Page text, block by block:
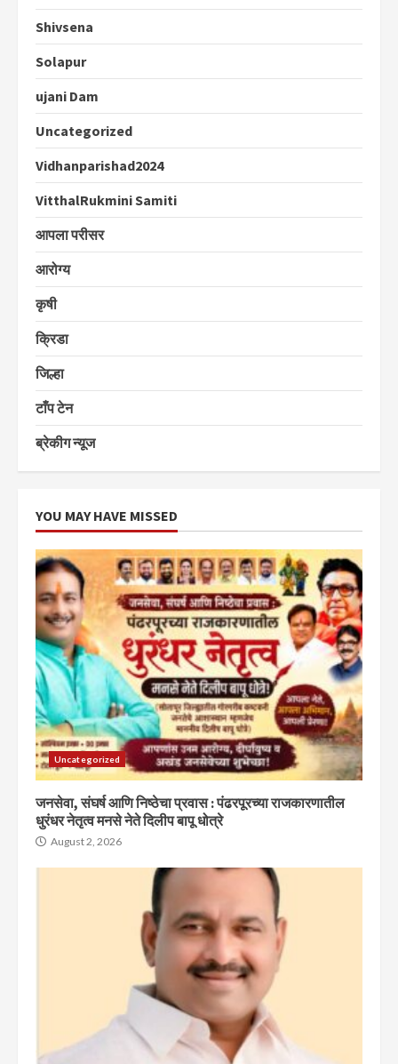
Shivsena
Solapur
ujani Dam
Uncategorized
Vidhanparishad2024
VitthalRukmini Samiti
आपला परीसर
आरोग्य
कृषी
क्रिडा
जिल्हा
टाँप टेन
ब्रेकीग न्यूज
YOU MAY HAVE MISSED
Uncategorized
जनसेवा, संघर्ष आणि निष्ठेचा प्रवास : पंढरपूरच्या राजकारणातील
धुरंधर नेतृत्व मनसे नेते दिलीप बापू धोत्रे
August 2, 2026